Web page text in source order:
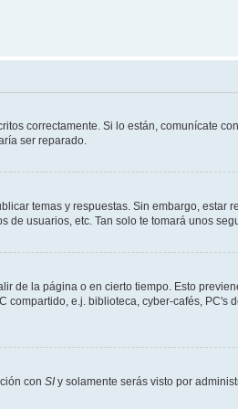
correctamente. Si lo están, comunícate
ser reparado.
temas y respuestas. Sin embargo, estar
usuarios, etc. Tan solo te tomará unos
de la página o en cierto tiempo. Esto
e.j. biblioteca, cyber-cafés, PC's
con SI y solamente serás visto por